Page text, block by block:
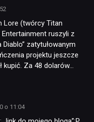
Lore (twórcy Titan
ruszyli z
Diablo” zatytułowanym
projektu jeszcze
kupić. Za 48 dolarów…
o 11:04